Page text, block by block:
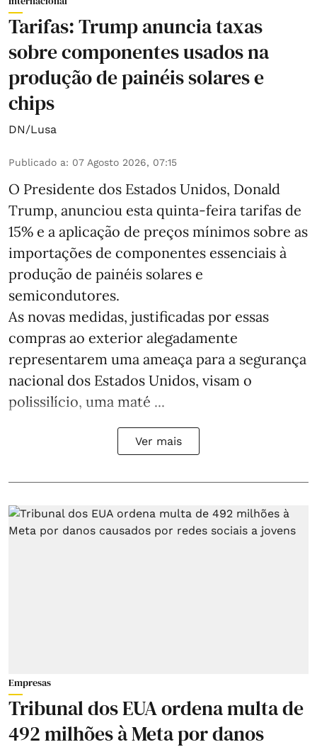
Tarifas: Trump anuncia taxas
sobre componentes usados na
produção de painéis solares e
chips
DN/Lusa
Publicado a: 07 Agosto 2026, 07:15
O Presidente dos Estados Unidos, Donald
Trump, anunciou esta quinta-feira tarifas de
15% e a aplicação de preços mínimos sobre as
importações de componentes essenciais à
produção de painéis solares e
semicondutores.
As novas medidas, justificadas por essas
compras ao exterior alegadamente
representarem uma ameaça para a segurança
nacional dos Estados Unidos, visam o
polissilício, uma maté ...
Ver mais
Empresas
Tribunal dos EUA ordena multa de
492 milhões à Meta por danos